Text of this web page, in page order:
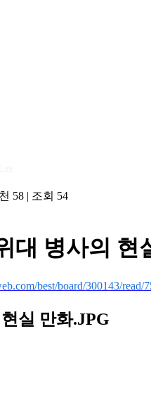
58 | 조회 54
대 병사의 현
best/board/300143/read/
실 만화.JPG